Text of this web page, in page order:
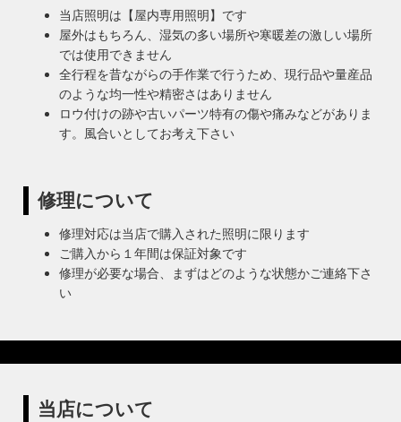
当店照明は【屋内専用照明】です
屋外はもちろん、湿気の多い場所や寒暖差の激しい場所
では使用できません
全行程を昔ながらの手作業で行うため、現行品や量産品
のような均一性や精密さはありません
ロウ付けの跡や古いパーツ特有の傷や痛みなどがありま
す。風合いとしてお考え下さい
修理について
修理対応は当店で購入された照明に限ります
ご購入から１年間は保証対象です
修理が必要な場合、まずはどのような状態かご連絡下さ
い
当店について